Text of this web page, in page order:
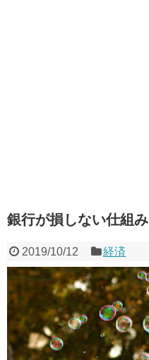
銀行が損しない仕組み
2019/10/12 経済